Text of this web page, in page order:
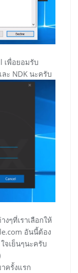
เพื่อยอมรับ
ะ NDK นะครับ
ๆที่เราเลือกให้
อันนี้ต้อง
จเย็นๆนะครับ
ครั้งแรก